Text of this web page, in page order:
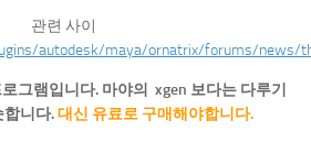
관련 사이
autodesk/maya/ornatrix/forums/news/
그램입니다. 마야의 xgen 보다는 다루기
합니다.대신 유료로 구매해야합니다.